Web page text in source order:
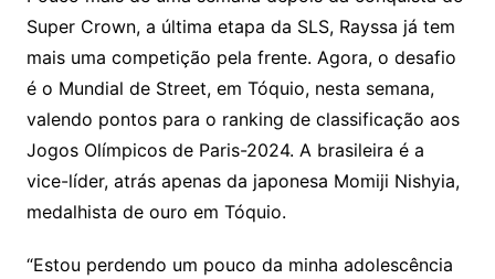
Super Crown, a última etapa da SLS, Rayssa já tem
mais uma competição pela frente. Agora, o desafio
é o Mundial de Street, em Tóquio, nesta semana,
valendo pontos para o ranking de classificação aos
Jogos Olímpicos de Paris-2024. A brasileira é a
vice-líder, atrás apenas da japonesa Momiji Nishyia,
medalhista de ouro em Tóquio.
“Estou perdendo um pouco da minha adolescência